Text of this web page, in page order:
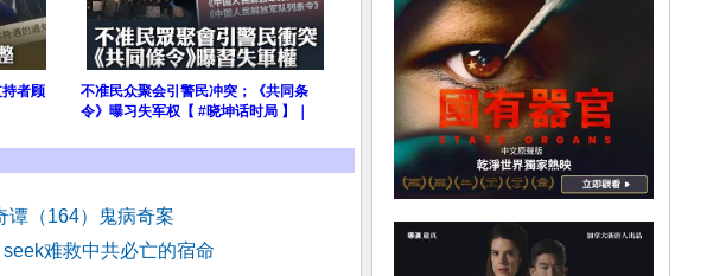
者顾
不准民众聚会引警民冲突；《共同条
令》曝习失军权【 #晓坤话时局 】｜
谭（164）鬼病奇案
seek难救中共必亡的宿命